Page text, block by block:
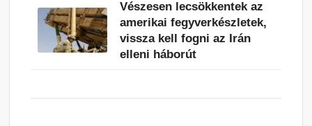
Vészesen lecsökkentek az
amerikai fegyverkészletek,
vissza kell fogni az Irán
elleni háborút